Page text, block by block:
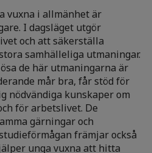
vuxna i allmänhet är
I dagsläget utgör
och att säkerställa
samhälleliga utmaningar.
de här utmaningarna är
mår bra, får stöd för
nödvändiga kunskaper om
för arbetslivet. De
gärningar och
främjar också
unga vuxna att hitta